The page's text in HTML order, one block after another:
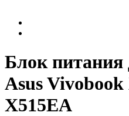
Блок питания
Asus
X515EA